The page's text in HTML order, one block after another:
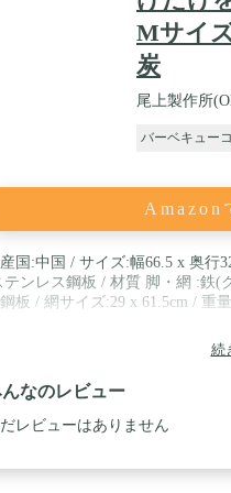
Mサイ
炭
尾上製作所
バーベキュー
Amazon
国:中国 / サイズ:幅66.5 x 奥行
テンレス鋼板 / 材質 脚・網 :鉄(
板 / 網サイズ:29 x 61.5cm / 重
続
なのレビュー
だレビューはありません